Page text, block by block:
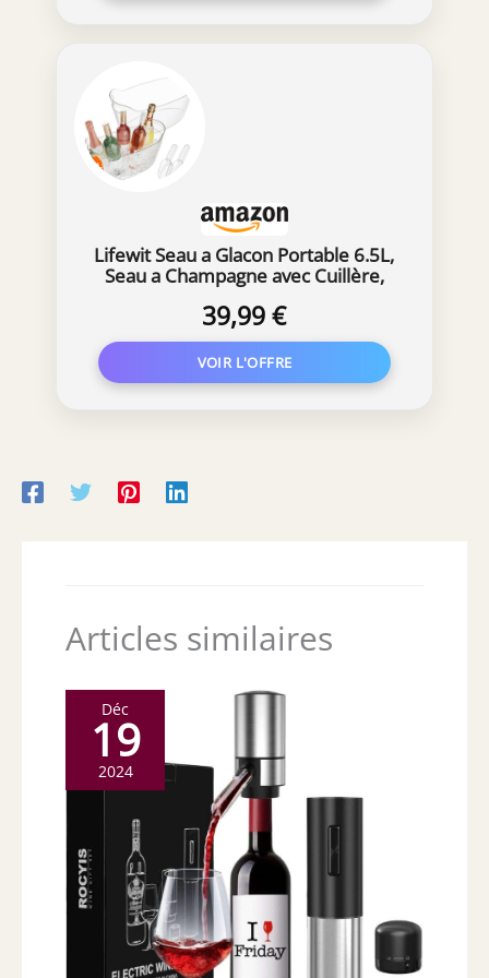
Lifewit Seau a Glacon Portable 6.5L,
Seau a Champagne avec Cuillère,
Bouteille de Vin pour Cocktail,
Boissons, Vin, Bière, 38
×18×20 cm/15x7x8, Lot de 2
39,99 €
Articles similaires
Déc
19
2024